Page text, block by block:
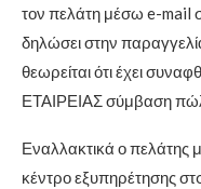
τον πελάτη μέσω e-mail
δηλώσει στην
θεωρείται ότι έχει
ΕΤΑΙΡΕΙΑΣ σύμβαση
Εναλλακτικά ο πελάτης
κέντρο εξυπηρέτησης